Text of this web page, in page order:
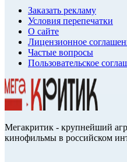
Заказать рекламу
Условия перепечатки
О сайте
Лицензионное
Частые вопросы
Пользовательское
Мегакритик - крупнейший
кинофильмы в российском